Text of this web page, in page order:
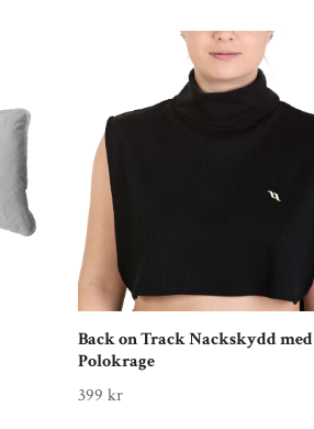
Back on Track Nackskydd med
Polokrage
399 kr